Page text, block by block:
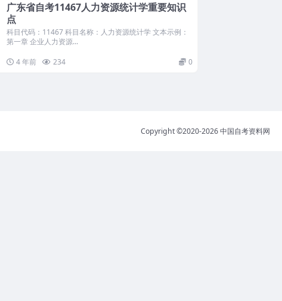
广东省自考11467人力资源统计学重要知识
点
科目代码：11467 科目名称：人力资源统计学 文本示例：
第一章 企业人力资源...
4 年前
234 0
Copyright ©2020-2026中国自考资料网